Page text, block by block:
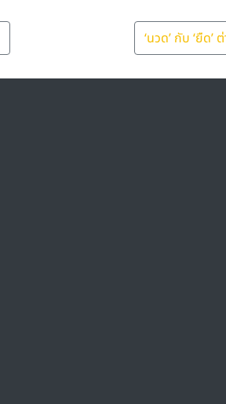
‘นวด’ กับ ‘ยืด